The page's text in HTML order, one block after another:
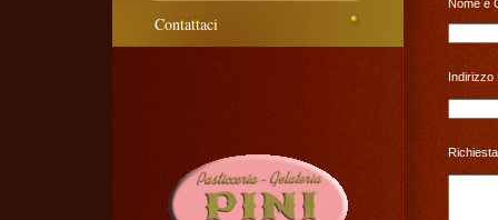
Contattaci
Nome e
Indirizzo